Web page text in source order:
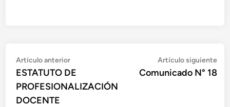
Navegación
de
entradas
Artículo anteriorArtículo
anterior:
ESTATUTO DE
PROFESIONALIZACIÓN
DOCENTE
Artículo siguiente
Comunicado N° 18